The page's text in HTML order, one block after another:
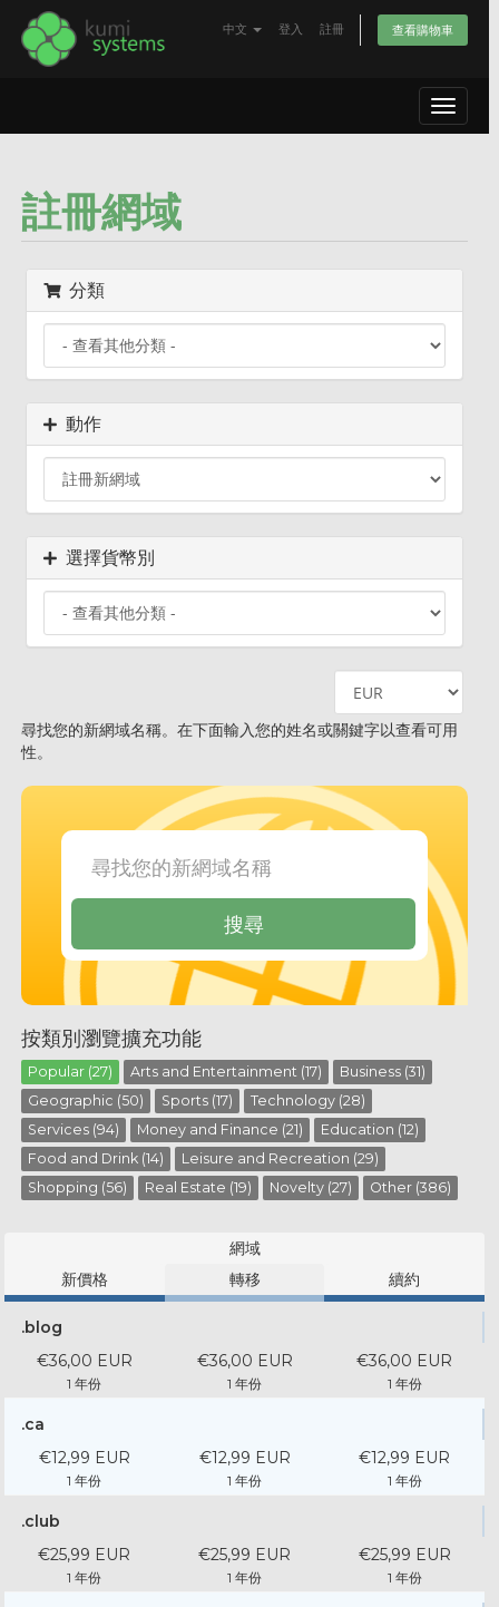
中文 登入 註冊 查看購物車
Toggle
註冊網域
分類
動作
選擇貨幣別
尋找您的新網域名稱。在下面輸入您的姓名或關鍵字以查看可用
性。
搜尋
按類別瀏覽擴充功能
Popular (27) Arts and Entertainment (17)
Business (31)
Geographic (50)
Sports (17)
Technology (28)
Services (94)
Money and Finance (21)
Education (12)
Food and Drink (14)
Leisure and Recreation (29)
Shopping (56)
Real Estate (19) Novelty (27) Other (386)
網域
新價格
轉移 續約
.blog
€36,00 EUR
1 年份
€36,00 EUR
1 年份
€36,00 EUR
1 年份
.ca
€12,99 EUR
1 年份
€12,99 EUR
1 年份
€12,99 EUR
1 年份
.club
€25,99 EUR
1 年份
€25,99 EUR
1 年份
€25,99 EUR
1 年份